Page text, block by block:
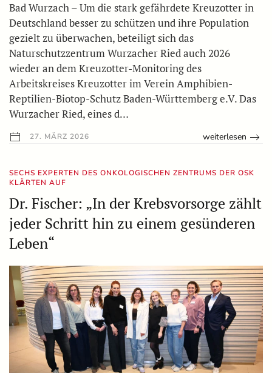
Bad Wurzach – Um die stark gefährdete Kreuzotter in
Deutschland besser zu schützen und ihre Population
gezielt zu überwachen, beteiligt sich das
Naturschutzzentrum Wurzacher Ried auch 2026
wieder an dem Kreuzotter-Monitoring des
Arbeitskreises Kreuzotter im Verein Amphibien-
Reptilien-Biotop-Schutz Baden-Württemberg e.V. Das
Wurzacher Ried, eines d…
27. MÄRZ 2026 weiterlesen
SECHS EXPERTEN DES ONKOLOGISCHEN ZENTRUMS DER OSK
KLÄRTEN AUF
Dr. Fischer: „In der Krebsvorsorge zählt
jeder Schritt hin zu einem gesünderen
Leben“